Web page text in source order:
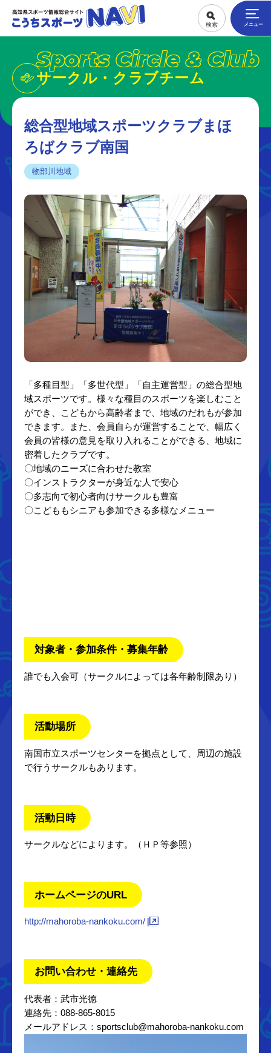
Sports Circle & Club
サークル・クラブチーム
総合型地域スポーツクラブまほ
ろばクラブ南国
物部川地域
「多種目型」「多世代型」「自主運営型」の総合型地
域スポーツです。様々な種目のスポーツを楽しむこと
ができ、こどもから高齢者まで、地域のだれもが参加
できます。また、会員自らが運営することで、幅広く
会員の皆様の意見を取り入れることができる、地域に
密着したクラブです。
〇地域のニーズに合わせた教室
〇インストラクターが身近な人で安心
〇多志向で初心者向けサークルも豊富
〇こどももシニアも参加できる多様なメニュー
対象者・参加条件・募集年齢
誰でも入会可（サークルによっては各年齢制限あり）
活動場所
南国市立スポーツセンターを拠点として、周辺の施設
で行うサークルもあります。
活動日時
サークルなどによります。（ＨＰ等参照）
ホームページのURL
http://mahoroba-nankoku.com/
お問い合わせ・連絡先
代表者：武市光徳
連絡先：088-865-8015
メールアドレス：sportsclub@mahoroba-nankoku.com